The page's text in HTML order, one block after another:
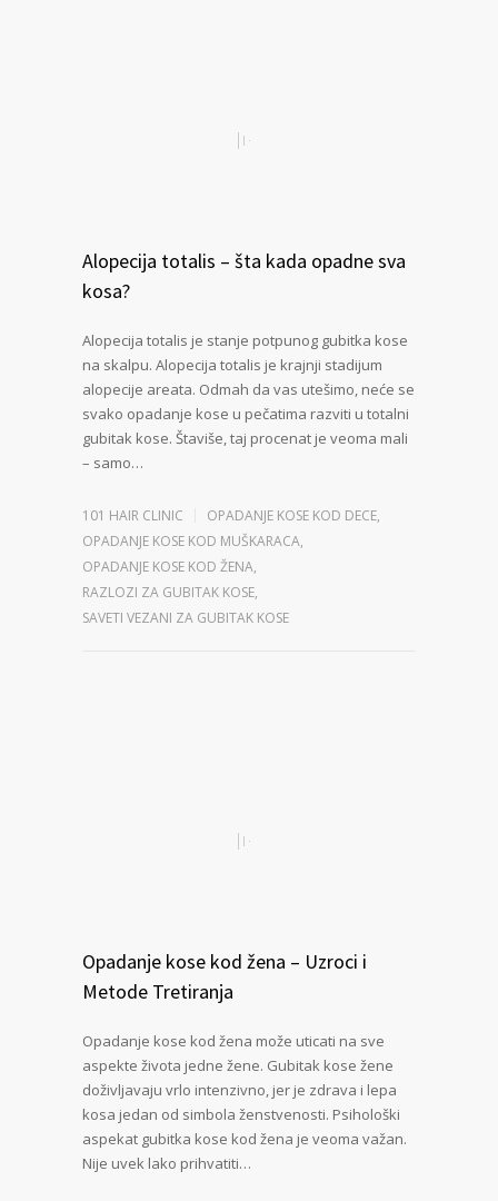
Alopecija totalis – šta kada opadne sva
kosa?
Alopecija totalis je stanje potpunog gubitka kose
na skalpu. Alopecija totalis je krajnji stadijum
alopecije areata. Odmah da vas utešimo, neće se
svako opadanje kose u pečatima razviti u totalni
gubitak kose. Štaviše, taj procenat je veoma mali
– samo…
101 HAIR CLINIC OPADANJE KOSE KOD DECE,
OPADANJE KOSE KOD MUŠKARACA,
OPADANJE KOSE KOD ŽENA,
RAZLOZI ZA GUBITAK KOSE,
SAVETI VEZANI ZA GUBITAK KOSE
Opadanje kose kod žena – Uzroci i
Metode Tretiranja
Opadanje kose kod žena može uticati na sve
aspekte života jedne žene. Gubitak kose žene
doživljavaju vrlo intenzivno, jer je zdrava i lepa
kosa jedan od simbola ženstvenosti. Psihološki
aspekat gubitka kose kod žena je veoma važan.
Nije uvek lako prihvatiti…